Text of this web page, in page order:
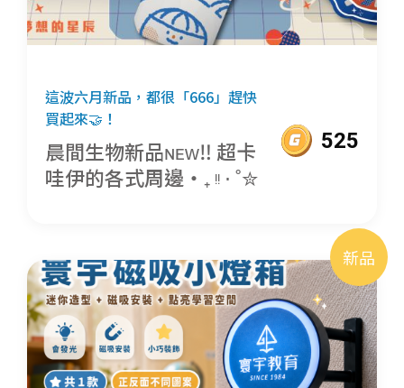
這波六月新品，都很「666」趕快
買起來🤝！
晨間生物新品ɴᴇᴡ‼ 超卡
哇伊的各式周邊‧₊ ᵎᵎ ⋅ ˚✮
525
新品